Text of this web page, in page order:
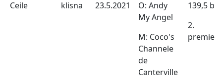
Ceile klisna 23.5.2021
O: Andy
My Angel
M: Coco's
Channele
de
Canterville
139,5 b
2.
premie